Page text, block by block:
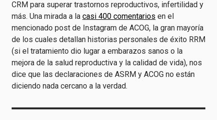
CRM para superar trastornos reproductivos, infertilidad y
más. Una mirada a la casi 400 comentarios en el
mencionado post de Instagram de ACOG, la gran mayoría
de los cuales detallan historias personales de éxito RRM
(si el tratamiento dio lugar a embarazos sanos o la
mejora de la salud reproductiva y la calidad de vida), nos
dice que las declaraciones de ASRM y ACOG no están
diciendo nada cercano a la verdad.